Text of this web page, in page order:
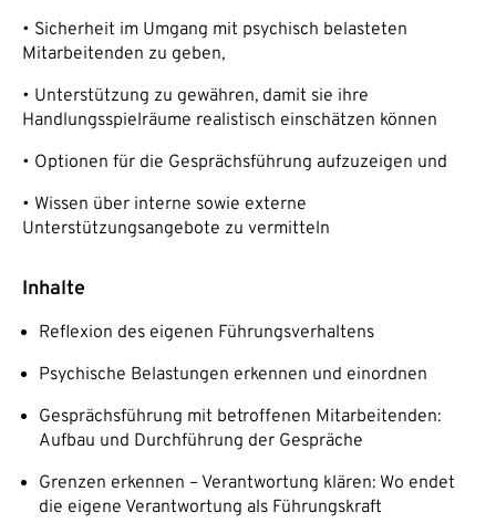
• Sicherheit im Umgang mit psychisch belasteten
Mitarbeitenden zu geben,
• Unterstützung zu gewähren, damit sie ihre
Handlungsspielräume realistisch einschätzen können
• Optionen für die Gesprächsführung aufzuzeigen und
• Wissen über interne sowie externe
Unterstützungsangebote zu vermitteln
Inhalte
Reflexion des eigenen Führungsverhaltens
Psychische Belastungen erkennen und einordnen
Gesprächsführung mit betroffenen Mitarbeitenden:
Aufbau und Durchführung der Gespräche
Grenzen erkennen – Verantwortung klären: Wo endet
die eigene Verantwortung als Führungskraft